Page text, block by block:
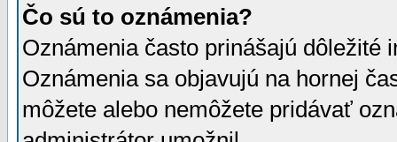
Čo sú to oznámenia?
Oznámenia často prinášajú dôležité
Oznámenia sa objavujú na hornej
môžete alebo nemôžete pridávať